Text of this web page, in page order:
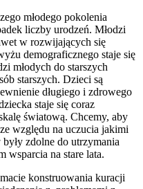
młodego pokolenia
liczby urodzeń. Młodzi
w rozwijających się
demograficznego staje się
młodych do starszych
starszych. Dzieci są
długiego i zdrowego
staje się coraz
światową. Chcemy, aby
względu na uczucia jakimi
zdolne do utrzymania
wsparcia na stare lata.
konstruowania kuracji